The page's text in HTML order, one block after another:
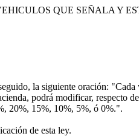
QUE SEÑALA Y
la siguiente oración:
podrá modificar, respecto
20%, 15%, 10%, 5%, ó 0%.".
de esta ley.